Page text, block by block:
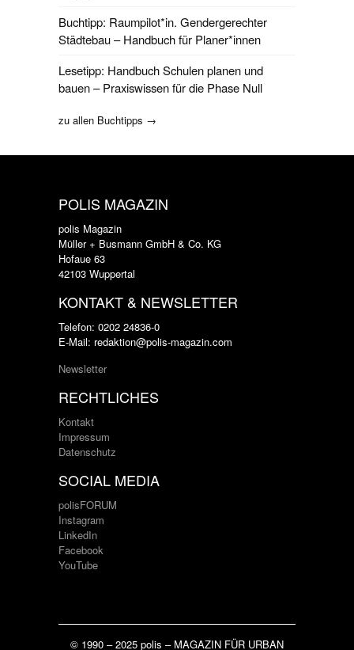
Buchtipp: Raumpilot*in. Gendergerechter
Städtebau – Handbuch für Planer*innen
Lesetipp: Handbuch Schulen planen und
bauen – Praxiswissen für die Phase Null
zu allen Buchtipps →
POLIS MAGAZIN
polis Magazin
Müller + Busmann GmbH & Co. KG
Hofaue 63
42103 Wuppertal
KONTAKT & NEWSLETTER
Telefon: 0202 24836-0
E-Mail: redaktion@polis-magazin.com
Newsletter
RECHTLICHES
Kontakt
Impressum
Datenschutz
SOCIAL MEDIA
polisFORUM
Instagram
LinkedIn
Facebook
YouTube
© 1990 – 2025 polis – MAGAZIN FÜR URBAN